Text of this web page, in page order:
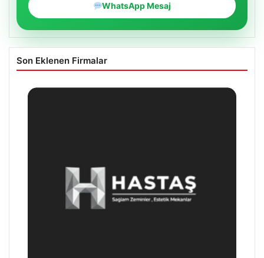
WhatsApp Mesaj
Son Eklenen Firmalar